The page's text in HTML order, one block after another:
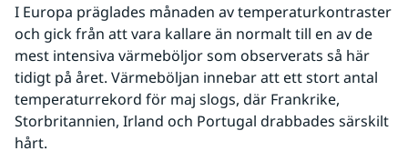
I Europa präglades månaden av temperaturkontraster
och gick från att vara kallare än normalt till en av de
mest intensiva värmeböljor som observerats så här
tidigt på året. Värmeböljan innebar att ett stort antal
temperaturrekord för maj slogs, där Frankrike,
Storbritannien, Irland och Portugal drabbades särskilt
hårt.